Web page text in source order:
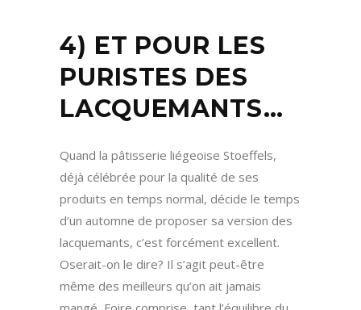
4) ET POUR LES
PURISTES DES
LACQUEMANTS…
Quand la pâtisserie liégeoise Stoeffels,
déjà célébrée pour la qualité de ses
produits en temps normal, décide le temps
d’un automne de proposer sa version des
lacquemants, c’est forcément excellent.
Oserait-on le dire? Il s’agit peut-être
même des meilleurs qu’on ait jamais